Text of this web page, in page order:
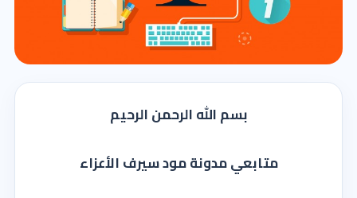
بسم الله الرحمن الرحيم
متابعي مدونة مود سيرف الأعزاء